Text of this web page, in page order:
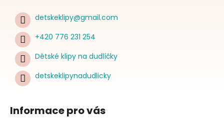
detskeklipy@gmail.com
+420 776 231 254
Dětské klipy na dudlíčky
detskeklipynadudlicky
Informace pro vás